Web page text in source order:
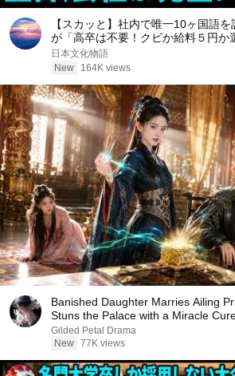
【スカッと】社内で唯一10ヶ国語
が「高卒は不要！クビか給料５円か
た。そのまま辞めた結果
日本文化物語
New
164K views
Banished Daughter Marries Ailing
Stuns the Palace with a Miracle
Gilded Petal Drama
New 77K views